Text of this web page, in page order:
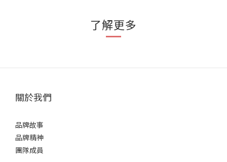
了解更多
關於我們
品牌故事
品牌精神
團隊成員